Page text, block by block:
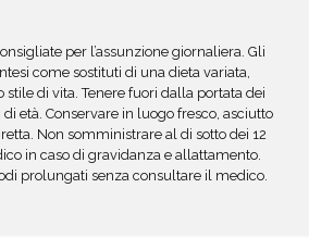
per l’assunzione giornaliera. Gli
come sostituti di una dieta variata,
stile di vita. Tenere fuori dalla portata dei
età. Conservare in luogo fresco, asciutto
Non somministrare al di sotto dei 12
in caso di gravidanza e allattamento.
prolungati senza consultare il medico.